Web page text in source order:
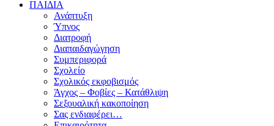
ΠΑΙΔΙΑ
Ανάπτυξη
Ύπνος
Διατροφή
Διαπαιδαγώγηση
Συμπεριφορά
Σχολείο
Σχολικός εκφοβισμός
Άγχος – Φοβίες – Κατάθλιψη
Σεξουαλική κακοποίηση
Σας ενδιαφέρει…